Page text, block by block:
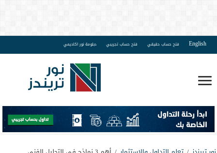
English فتح حساب حقيقي فتح حساب تجريبي دبلومة نور اكاديمي